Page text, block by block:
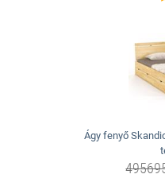
Ágy fenyő